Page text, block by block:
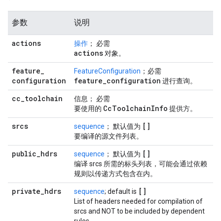
参数 说明
actions 操作 ； 必需
actions 对象。
feature_
configuration
FeatureConfiguration ；必需
feature_configuration 进行查询。
cc_toolchain
信息； 必需
要使用的 CcToolchainInfo 提供方。
srcs sequence ； 默认值为 []
要编译的源文件列表。
public_hdrs sequence ； 默认值为 []
编译 srcs 所需的标头列表，可能会通过依赖
规则以传递方式包含在内。
private_hdrs sequence; default is []
List of headers needed for compilation of
srcs and NOT to be included by dependent